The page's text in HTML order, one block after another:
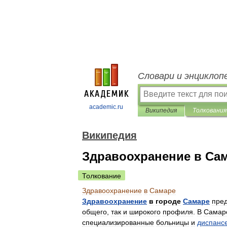
academic.ru
Словари и
Википедия Толкования
Википедия
Здравоохранение в
Толкование
Здравоохранение в Самаре
Здравоохранение в городе Самаре
общего так и широкого профиля В
специализированные больницы и